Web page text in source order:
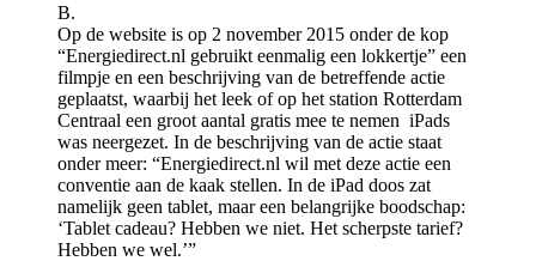
B.
Op de website is op 2 november 2015 onder de kop
“Energiedirect.nl gebruikt eenmalig een lokkertje” een
filmpje en een beschrijving van de betreffende actie
geplaatst, waarbij het leek of op het station Rotterdam
Centraal een groot aantal gratis mee te nemen iPads
was neergezet. In de beschrijving van de actie staat
onder meer: “Energiedirect.nl wil met deze actie een
conventie aan de kaak stellen. In de iPad doos zat
namelijk geen tablet, maar een belangrijke boodschap:
‘Tablet cadeau? Hebben we niet. Het scherpste tarief?
Hebben we wel.’”